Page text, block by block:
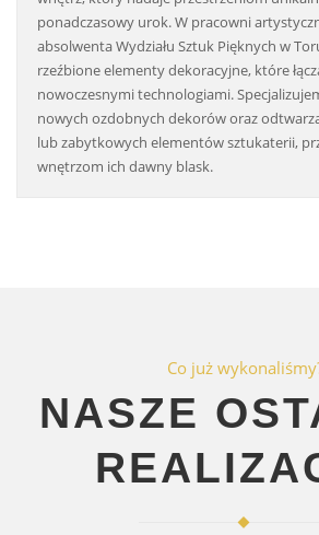
ponadczasowy urok. W pracowni
absolwenta Wydziału Sztuk Pięknych w
rzeźbione elementy dekoracyjne, które
nowoczesnymi technologiami.
nowych ozdobnych dekorów oraz
lub zabytkowych elementów sztukaterii,
wnętrzom ich dawny blask.
Co już
NASZE